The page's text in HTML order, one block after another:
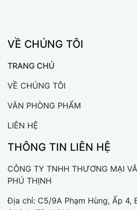
VỀ CHÚNG TÔI
TRANG CHỦ
VỀ CHÚNG TÔI
VĂN PHÒNG PHẨM
LIÊN HỆ
THÔNG TIN LIÊN HỆ
CÔNG TY TNHH THƯƠNG MẠI
PHÚ THỊNH
Địa chỉ: C5/9A Phạm Hùng, Ấp 4,